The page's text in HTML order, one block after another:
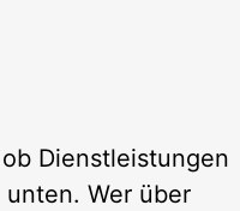
Dienstleistungen
Wer über